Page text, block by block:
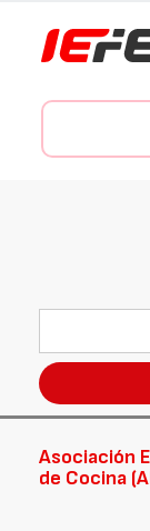
Asociación
de Cocina